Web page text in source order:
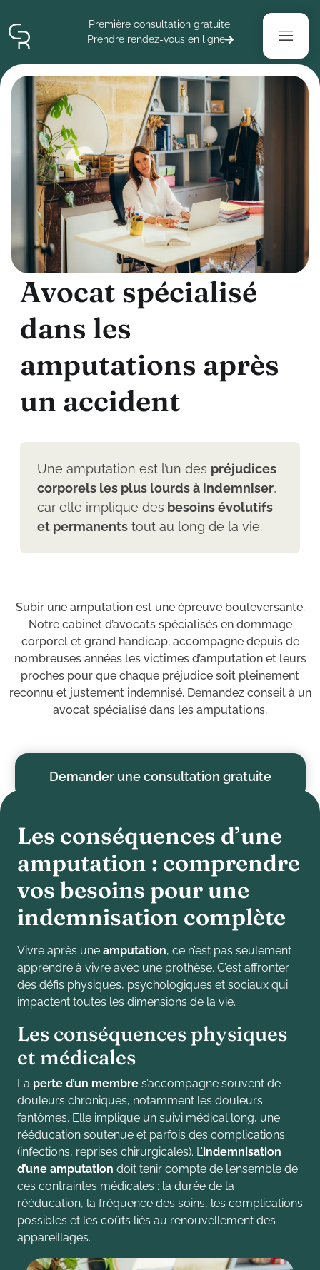
Première consultation gratuite.
Prendre rendez-vous en ligne
Avocat spécialisé
dans les
amputations après
un accident
Une amputation est l’un des préjudices
corporels les plus lourds à indemniser,
car elle implique des besoins évolutifs
et permanents tout au long de la vie.
Subir une amputation est une épreuve bouleversante.
Notre cabinet d’avocats spécialisés en dommage
corporel et grand handicap, accompagne depuis de
nombreuses années les victimes d’amputation et leurs
proches pour que chaque préjudice soit pleinement
reconnu et justement indemnisé. Demandez conseil à un
avocat spécialisé dans les amputations.
Demander une consultation gratuite
Les conséquences d’une
amputation : comprendre
vos besoins pourune
indemnisation complète
Vivre après une amputation, ce n’est pas seulement
apprendre à vivre avec une prothèse. C’est affronter
des défis physiques, psychologiques et sociaux qui
impactent toutes les dimensions de la vie.
Les conséquences physiques
et médicales
La perte d’un membre s’accompagne souvent de
douleurs chroniques, notamment les douleurs
fantômes. Elle implique un suivi médical long, une
rééducation soutenue et parfois des complications
(infections, reprises chirurgicales). L’indemnisation
d’une amputation doit tenir compte de l’ensemble de
ces contraintes médicales : la durée de la
rééducation, la fréquence des soins, les complications
possibles et les coûts liés au renouvellement des
appareillages.